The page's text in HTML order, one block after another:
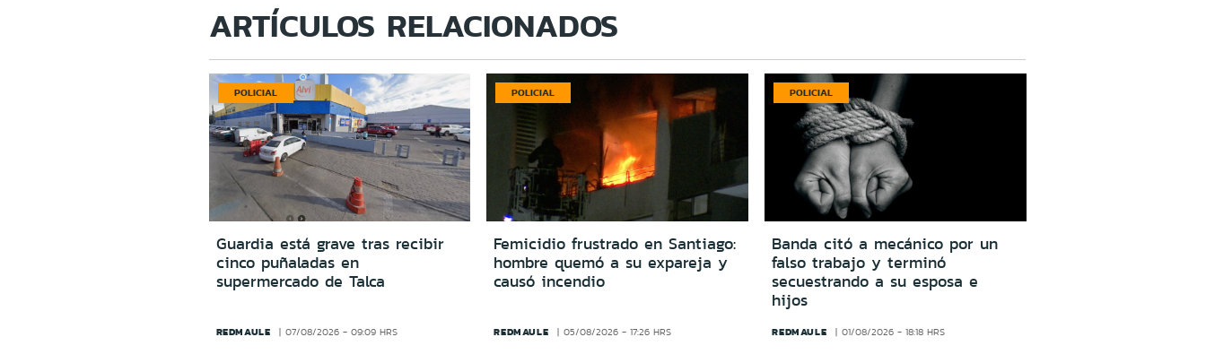
ARTÍCULOS RELACIONADOS
POLICIAL
Guardia está grave tras recibir
cinco puñaladas en
supermercado de Talca
REDMAULE 07/08/2026 - 09:09 HRS
POLICIAL
Femicidio frustrado en Santiago:
hombre quemó a su expareja y
causó incendio
REDMAULE 05/08/2026 - 17:26 HRS
POLICIAL
Banda citó a mecánico por un
falso trabajo y terminó
secuestrando a su esposa e
hijos
REDMAULE 01/08/2026 - 18:18 HRS